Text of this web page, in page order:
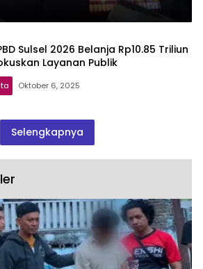
Sulsel 2026 Belanja Rp10.85 Triliun
Layanan Publik
Oktober 6, 2025
Selengkapnya